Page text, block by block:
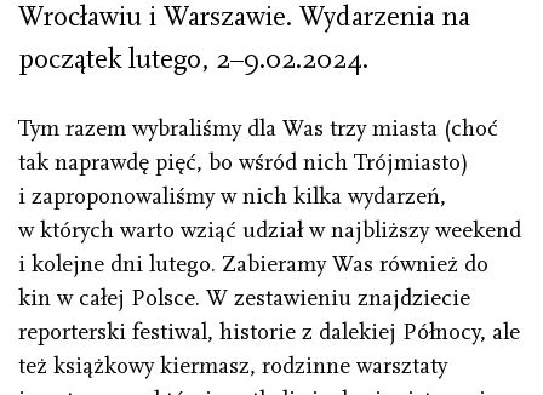
Wrocławiu i Warszawie. Wydarzenia na
początek lutego, 2–9.02.2024.
Tym razem wybraliśmy dla Was trzy miasta (choć
tak naprawdę pięć, bo wśród nich Trójmiasto)
i zaproponowaliśmy w nich kilka wydarzeń,
w których warto wziąć udział w najbliższy weekend
i kolejne dni lutego. Zabieramy Was również do
kin w całej Polsce. W zestawieniu znajdziecie
reporterski festiwal, historie z dalekiej Północy, ale
też książkowy kiermasz, rodzinne warsztaty